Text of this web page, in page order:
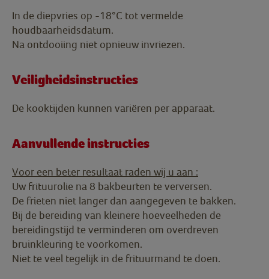
In de diepvries op -18°C tot vermelde
houdbaarheidsdatum.
Na ontdooiing niet opnieuw invriezen.
Veiligheidsinstructies
De kooktijden kunnen variëren per apparaat.
Aanvullende instructies
Voor een beter resultaat raden wij u aan :
Uw frituurolie na 8 bakbeurten te verversen.
De frieten niet langer dan aangegeven te bakken.
Bij de bereiding van kleinere hoeveelheden de
bereidingstijd te verminderen om overdreven
bruinkleuring te voorkomen.
Niet te veel tegelijk in de frituurmand te doen.